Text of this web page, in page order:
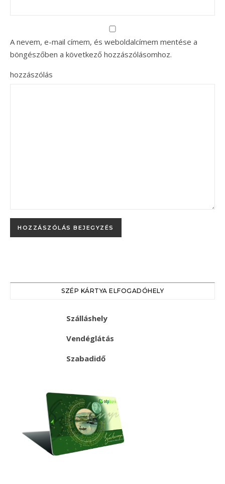
A nevem, e-mail címem, és weboldalcímem mentése a
böngészőben a következő hozzászólásomhoz.
hozzászólás
SZÉP KÁRTYA ELFOGADÓHELY
Szálláshely
Vendéglátás
Szabadidő